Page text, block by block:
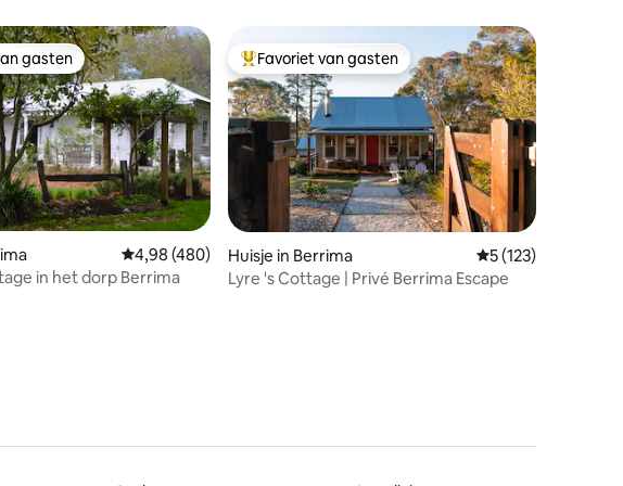
4,93 uit 5, 561 recensies
gasten
gasten
Gemiddelde beoordeling van 4,98 uit 5, 480 recensies
4,98 (480)
in het dorp Berrima
Topfavoriet van gasten
Favoriet van gasten
Huisje in Berrima Gemiddelde
5 (123)
Lyre 's Cottage | Privé Berrima Escape